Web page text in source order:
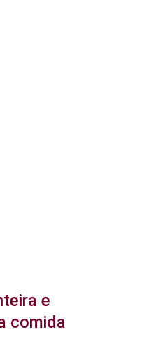
e
comida